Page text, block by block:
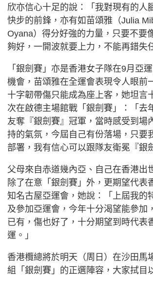
欣亦信心十足的說：「我對現有的人
快步的前鋒，亦有如苗頌雅（Julia
Oyana）得分好強的力量，只要不要
夠好，一開波就要上力，不能再錯失
「銀劍賽」亦是香港女子隊在9月亞
機會，苗頌雅在全運會表現令人眼前
十字韌帶傷只能成為座上客，她坦言
次在啟德主場館戰「銀劍賽」：「去
友奪『銀劍賽』冠軍，當時感受到場
持的氣氛，今屆自己有份落場，只要
部署，我有信心可以跟隊友衛冕『銀
父母來自赤道幾內亞、自己在香港出
除了在意「銀劍賽」外，更期望代表
知名古屋亞運會，她說：「上屆我的
及參加亞運會，今年十分渴望能參加
已有，傷也好了，十分期望到時代表
運。」
香港欖總將於明天（周日）在沙田馬
組「銀劍賽」的正選陣容，大家拭目